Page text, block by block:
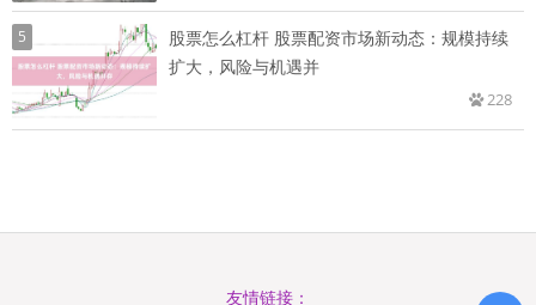
5
股票怎么杠杆 股票配资市场新动态：规模持续
扩大，风险与机遇并
228
友情链接：